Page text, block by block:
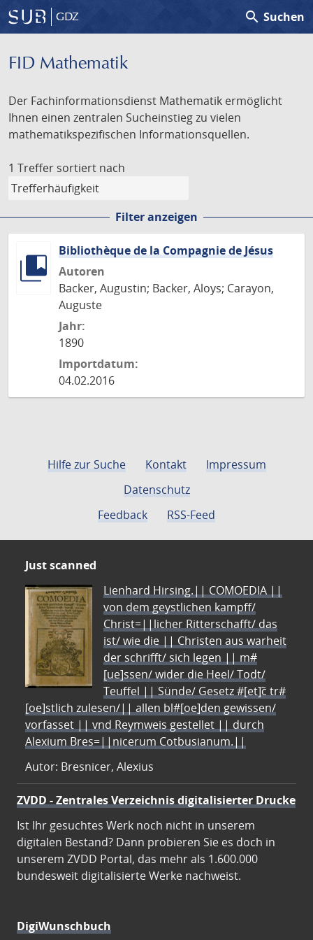
GDZ search Suchen
FID Mathematik
Der Fachinformationsdienst Mathematik ermöglicht
Ihnen einen zentralen Sucheinstieg zu vielen
mathematikspezifischen Informationsquellen.
1 Treffer sortiert nach
Filter anzeigen
Bibliothèque de la Compagnie de Jésus
Autoren
Backer, Augustin; Backer, Aloys; Carayon,
Auguste
Jahr:
1890
Importdatum:
04.02.2016
Hilfe zur Suche Kontakt
Impressum
Datenschutz
Feedback
RSS-Feed
Just scanned
Lienhard Hirsing.|| COMOEDIA ||
von dem geystlichen kampff/
Christ=||licher Ritterschafft/ das
ist/ wie die || Christen aus warheit
der schrifft/ sich legen || m#
[ue]ssen/ wider die Heel/ Todt/
Teuffel || Sünde/ Gesetz #[et]c̃ tr#
[oe]stlich zulesen/|| allen bl#[oe]den gewissen/
vorfasset || vnd Reymweis gestellet || durch
Alexium Bres=||nicerum Cotbusianum.||
Autor: Bresnicer, Alexius
ZVDD - Zentrales Verzeichnis digitalisierter Drucke
Ist Ihr gesuchtes Werk noch nicht in unserem
digitalen Bestand? Dann probieren Sie es doch in
unserem ZVDD Portal, das mehr als 1.600.000
bundesweit digitalisierte Werke nachweist.
DigiWunschbuch